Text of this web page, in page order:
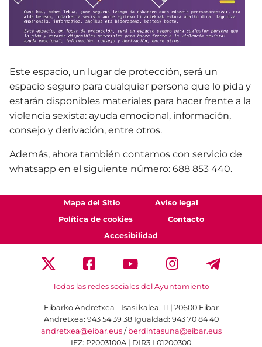
Este espacio, un lugar de protección, será un
espacio seguro para cualquier persona que lo pida y
estarán disponibles materiales para hacer frente a la
violencia sexista: ayuda emocional, información,
consejo y derivación, entre otros.
Además, ahora también contamos con servicio de
whatsapp en el siguiente número: 688 853 440.
Mapa del Sitio
Aviso legal
Política de cookies
Contacto
Accesibilidad
Todas las redes sociales del Ayuntamiento
Eibarko Andretxea - Isasi kalea, 11 | 20600 Eibar
Andretxea: 943 54 39 38 Igualdad: 943 70 84 40
andretxea@eibar.eus/ berdintasuna@eibar.eus
IFZ: P2003100A | DIR3 L01200300